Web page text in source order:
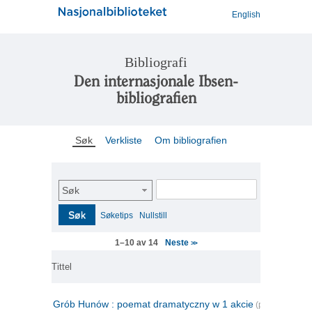
English
Bibliografi
Den internasjonale Ibsen-
bibliografien
Søk Verkliste Om bibliografien
Søk
Søk Søketips Nullstill
1–10 av 14 Neste>>
Tittel
Grób Hunów : poemat dramatyczny w 1 akcie (polsk)